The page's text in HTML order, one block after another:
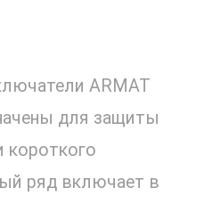
ARMAT
для защиты
короткого
ряд включает в